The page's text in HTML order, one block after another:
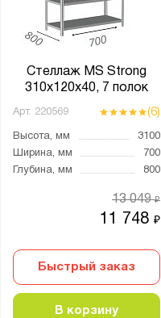
Стеллаж MS Strong
310х120х40, 7 полок
Арт. 220569 (6)
Высота, мм
3100
Ширина, мм
700
Глубина, мм
800
11 748₽
13 049₽
Быстрый заказ
В корзину